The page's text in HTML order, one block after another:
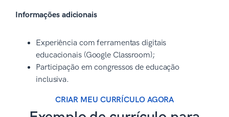
Informações adicionais
Experiência com ferramentas digitais
educacionais (Google Classroom);
Participação em congressos de educação
inclusiva.
CRIAR MEU CURRÍCULO AGORA